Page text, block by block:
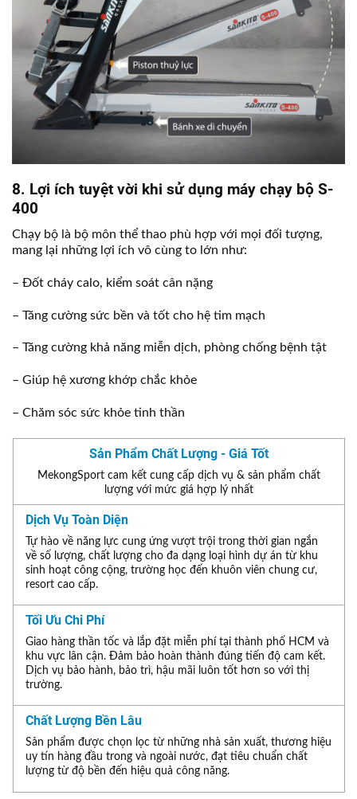
8. Lợi ích tuyệt vời khi sử dụng máy chạy bộ S-
400
Chạy bộ là bộ môn thể thao phù hợp với mọi đối tượng,
mang lại những lợi ích vô cùng to lớn như:
– Đốt cháy calo, kiểm soát cân nặng
– Tăng cường sức bền và tốt cho hệ tim mạch
– Tăng cường khả năng miễn dịch, phòng chống bệnh tật
– Giúp hệ xương khớp chắc khỏe
– Chăm sóc sức khỏe tinh thần
Sản Phẩm Chất Lượng - Giá Tốt
MekongSport cam kết cung cấp dịch vụ & sản phẩm chất
lượng với mức giá hợp lý nhất
Dịch Vụ Toàn Diện
Tự hào về năng lực cung ứng vượt trội trong thời gian ngắn
về số lượng, chất lượng cho đa dạng loại hình dự án từ khu
sinh hoạt công cộng, trường học đến khuôn viên chung cư,
resort cao cấp.
Tối Ưu Chi Phí
Giao hàng thần tốc và lắp đặt miễn phí tại thành phố HCM và
khu vực lân cận. Đảm bảo hoàn thành đúng tiến độ cam kết.
Dịch vụ bảo hành, bảo trì, hậu mãi luôn tốt hơn so với thị
trường.
Chất Lượng Bền Lâu
Sản phẩm được chọn lọc từ những nhà sản xuất, thương hiệu
uy tín hàng đầu trong và ngoài nước, đạt tiêu chuẩn chất
lượng từ độ bền đến hiệu quả công năng.